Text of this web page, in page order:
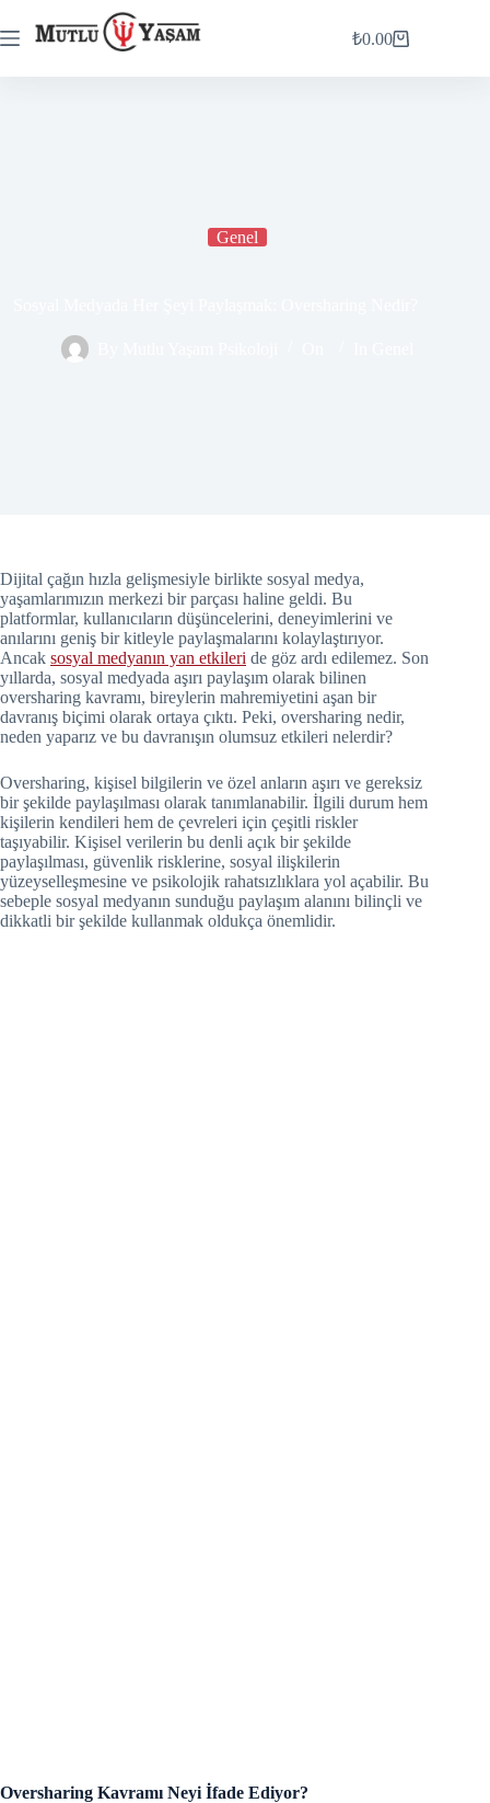
₺0.00
Genel
Dijital çağın hızla gelişmesiyle birlikte sosyal medya,
yaşamlarımızın merkezi bir parçası haline geldi. Bu
platformlar, kullanıcıların düşüncelerini, deneyimlerini ve
anılarını geniş bir kitleyle paylaşmalarını kolaylaştırıyor.
Ancak sosyal medyanın yan etkileri de göz ardı edilemez. Son
yıllarda, sosyal medyada aşırı paylaşım olarak bilinen
oversharing kavramı, bireylerin mahremiyetini aşan bir
davranış biçimi olarak ortaya çıktı. Peki, oversharing nedir,
neden yaparız ve bu davranışın olumsuz etkileri nelerdir?
Oversharing, kişisel bilgilerin ve özel anların aşırı ve gereksiz
bir şekilde paylaşılması olarak tanımlanabilir. İlgili durum hem
kişilerin kendileri hem de çevreleri için çeşitli riskler
taşıyabilir. Kişisel verilerin bu denli açık bir şekilde
paylaşılması, güvenlik risklerine, sosyal ilişkilerin
yüzeyselleşmesine ve psikolojik rahatsızlıklara yol açabilir. Bu
sebeple sosyal medyanın sunduğu paylaşım alanını bilinçli ve
dikkatli bir şekilde kullanmak oldukça önemlidir.
Oversharing Kavramı Neyi İfade Ediyor?